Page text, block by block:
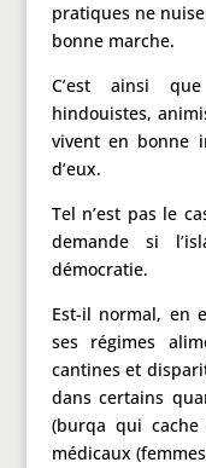
pratiques ne
bonne marche.
C’est ainsi
hindouistes,
vivent en bonne
d’eux.
Tel n’est pas le
demande si
démocratie.
Est-il normal, en
ses régimes
cantines et
dans certains
(burqa qui
médicaux